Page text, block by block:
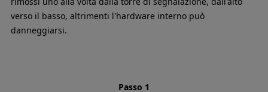
verso il basso, altrimenti l'hardware interno può
danneggiarsi.
Passo 1